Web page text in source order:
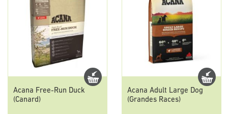
Acana Free-Run Duck
(Canard)
Acana Adult Large Dog
(Grandes Races)